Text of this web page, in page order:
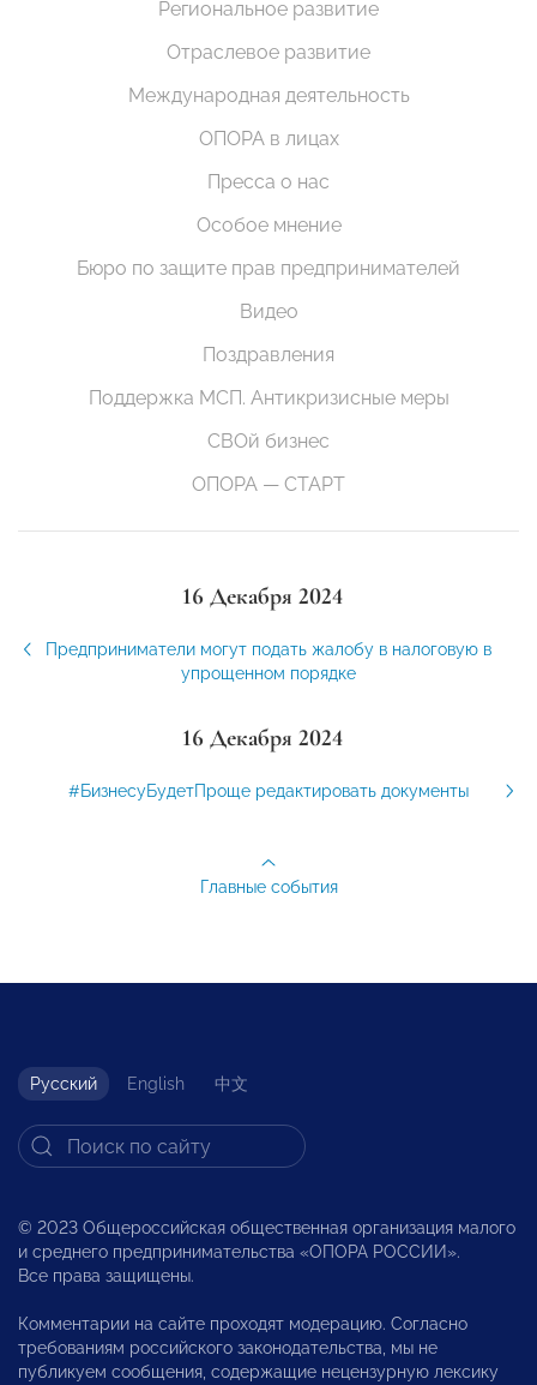
Региональное развитие
Отраслевое развитие
Международная деятельность
ОПОРА в лицах
Пресса о нас
Особое мнение
Бюро по защите прав предпринимателей
Видео
Поздравления
Поддержка МСП. Антикризисные меры
СВОй бизнес
ОПОРА — СТАРТ
16 Декабря 2024
Предприниматели могут подать жалобу в налоговую в
упрощенном порядке
16 Декабря 2024
#БизнесуБудетПроще редактировать документы
Главные события
Русский English 中文
© 2023 Общероссийская общественная организация малого
и среднего предпринимательства «ОПОРА РОССИИ».
Все права защищены.
Комментарии на сайте проходят модерацию. Согласно
требованиям российского законодательства, мы не
публикуем сообщения, содержащие нецензурную лексику